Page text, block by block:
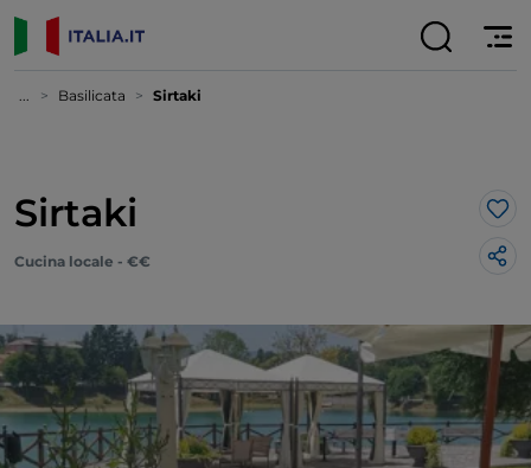
... Basilicata Sirtaki
Sirtaki
Cucina locale - €€